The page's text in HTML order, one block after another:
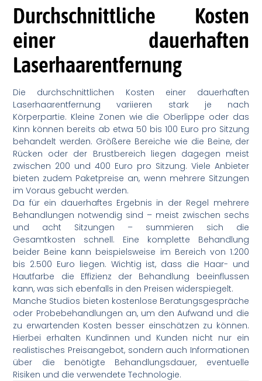
Durchschnittliche Kosten
einer dauerhaften
Laserhaarentfernung
Die durchschnittlichen Kosten einer dauerhaften
Laserhaarentfernung variieren stark je nach
Körperpartie. Kleine Zonen wie die Oberlippe oder das
Kinn können bereits ab etwa 50 bis 100 Euro pro Sitzung
behandelt werden. Größere Bereiche wie die Beine, der
Rücken oder der Brustbereich liegen dagegen meist
zwischen 200 und 400 Euro pro Sitzung. Viele Anbieter
bieten zudem Paketpreise an, wenn mehrere Sitzungen
im Voraus gebucht werden.
Da für ein dauerhaftes Ergebnis in der Regel mehrere
Behandlungen notwendig sind – meist zwischen sechs
und acht Sitzungen – summieren sich die
Gesamtkosten schnell. Eine komplette Behandlung
beider Beine kann beispielsweise im Bereich von 1.200
bis 2.500 Euro liegen. Wichtig ist, dass die Haar- und
Hautfarbe die Effizienz der Behandlung beeinflussen
kann, was sich ebenfalls in den Preisen widerspiegelt.
Manche Studios bieten kostenlose Beratungsgespräche
oder Probebehandlungen an, um den Aufwand und die
zu erwartenden Kosten besser einschätzen zu können.
Hierbei erhalten Kundinnen und Kunden nicht nur ein
realistisches Preisangebot, sondern auch Informationen
über die benötigte Behandlungsdauer, eventuelle
Risiken und die verwendete Technologie.